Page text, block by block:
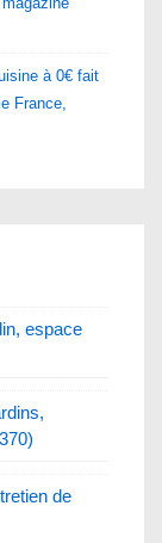
à 0€ fait
France,
espace
de